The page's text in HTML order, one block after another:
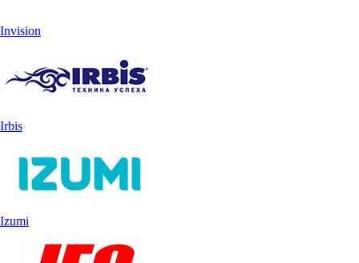
Invision
Irbis
Izumi